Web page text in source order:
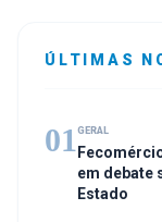
ÚLTIMAS
01 GERAL
em debate
Estado